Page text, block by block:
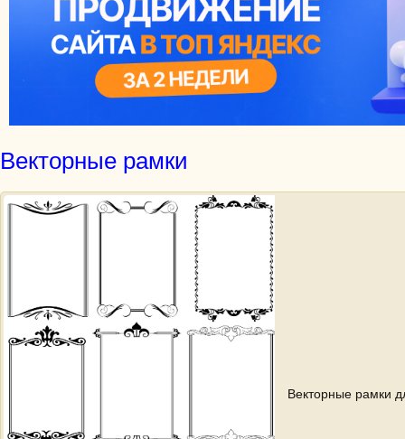
Векторные рамки
Векторные рамки